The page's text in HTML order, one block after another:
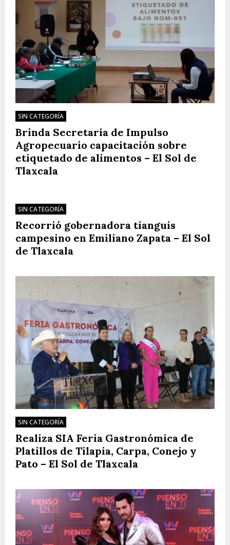
SIN CATEGORÍA
Brinda Secretaría de Impulso
Agropecuario capacitación sobre
etiquetado de alimentos – El Sol de
Tlaxcala
SIN CATEGORÍA
Recorrió gobernadora tianguis
campesino en Emiliano Zapata – El Sol
de Tlaxcala
SIN CATEGORÍA
Realiza SIA Feria Gastronómica de
Platillos de Tilapia, Carpa, Conejo y
Pato – El Sol de Tlaxcala